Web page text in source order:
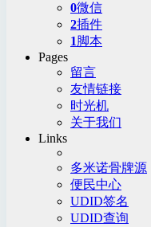
0微信
2插件
1脚本
Pages
留言
友情链接
时光机
关于我们
Links
多米诺骨牌源
便民中心
UDID签名
UDID查询